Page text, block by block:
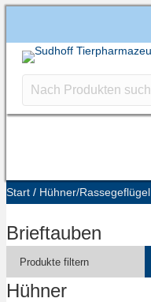
Start / Hühner/Rassegeflügel
Brieftauben
Hühner